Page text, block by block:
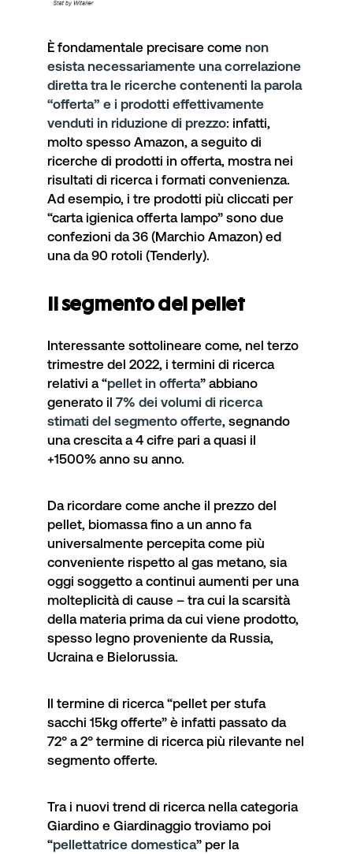
È fondamentale precisare come non
esista necessariamente una correlazione
diretta tra le ricerche contenenti la parola
“offerta” e i prodotti effettivamente
venduti in riduzione di prezzo: infatti,
molto spesso Amazon, a seguito di
ricerche di prodotti in offerta, mostra nei
risultati di ricerca i formati convenienza.
Ad esempio, i tre prodotti più cliccati per
“carta igienica offerta lampo” sono due
confezioni da 36 (Marchio Amazon) ed
una da 90 rotoli (Tenderly).
Il segmento del pellet
Interessante sottolineare come, nel terzo
trimestre del 2022, i termini di ricerca
relativi a “pellet in offerta” abbiano
generato il 7% dei volumi di ricerca
stimati del segmento offerte, segnando
una crescita a 4 cifre pari a quasi il
+1500% anno su anno.
Da ricordare come anche il prezzo del
pellet, biomassa fino a un anno fa
universalmente percepita come più
conveniente rispetto al gas metano, sia
oggi soggetto a continui aumenti per una
molteplicità di cause – tra cui la scarsità
della materia prima da cui viene prodotto,
spesso legno proveniente da Russia,
Ucraina e Bielorussia.
Il termine di ricerca “pellet per stufa
sacchi 15kg offerte” è infatti passato da
72° a 2° termine di ricerca più rilevante nel
segmento offerte.
Tra i nuovi trend di ricerca nella categoria
Giardino e Giardinaggio troviamo poi
“pellettatrice domestica” per la